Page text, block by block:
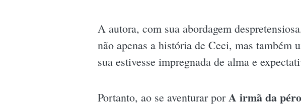
A autora, com sua abordagem
não apenas a história de Ceci, mas também
sua estivesse impregnada de alma e
Portanto, ao se aventurar porA irmã da